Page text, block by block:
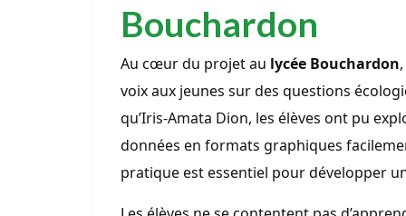
Bouchardon
Au cœur du projet au lycée Bouchardon
voix aux jeunes sur des questions
qu’Iris-Amata Dion, les élèves ont pu
données en formats graphiques
pratique est essentiel pour développer